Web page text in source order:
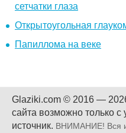
сетчатки глаза
Открытоугольная
Папиллома на веке
Glaziki.com © 2016 —
сайта возможно только с
источник. ВНИМАНИЕ! Вся